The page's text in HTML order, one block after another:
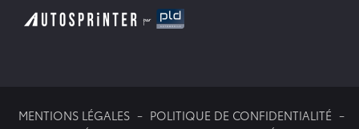
MENTIONS LÉGALES
POLITIQUE DE CONFIDENTIALITÉ